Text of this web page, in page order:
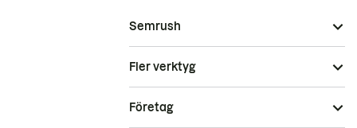
Semrush
Fler verktyg
Företag